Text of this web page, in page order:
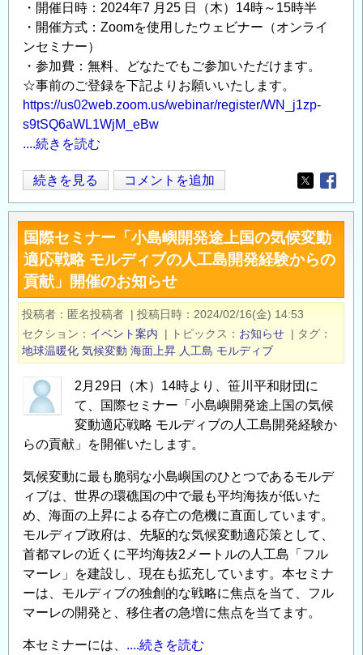
ら
せ
の
ぶ
未
来
—
海
面
上
と
国
際
法
の
最
前
線」
開
催
の
ご
内
・開催日時：2024年7 月25 日（木）14時～15時半
・開催方式：Zoomを使用したウェビナー（オンライ
ンセミナー）
・参加費：無料、どなたでもご参加いただけます。
☆事前のご登録を下記よりお願いいたします。
https://us02web.zoom.us/webinar/register/WN_j1zp-
s9tSQ6aWL1WjM_eBw
....続きを読む
オ
ン
ラ
イ
ン
セ
ミ
ナ
ー
「課
題
先
国
ル
デ
ィ
ブ：
小
島
の
続きを見る コメントを追加
Opens in
国際セミナー「小島嶼開発途上国の気候変動
適応戦略 モルディブの人工島開発経験からの
貢献」開催のお知らせ
投稿者 匿名投稿者 | 投稿日時
2024/02/16(金) 14:53
セクション
イベント案内 | トピックス お知らせ | タグ
地球温暖化 気候変動 海面上昇 人工島 モルディブ
2月29日（木）14時より、笹川平和財団に
て、国際セミナー「小島嶼開発途上国の気候
変動適応戦略 モルディブの人工島開発経験か
らの貢献」を開催いたします。
気候変動に最も脆弱な小島嶼国のひとつであるモルデ
ィブは、世界の環礁国の中で最も平均海抜が低いた
め、海面の上昇による存亡の危機に直面しています。
モルディブ政府は、先駆的な気候変動適応策として、
首都マレの近くに平均海抜2メートルの人工島「フル
マーレ」を建設し、現在も拡充しています。本セミナ
ーは、モルディブの独創的な戦略に焦点を当て、フル
マーレの開発と、移住者の急増に焦点を当てます。
本セミナーには、 ....続きを読む